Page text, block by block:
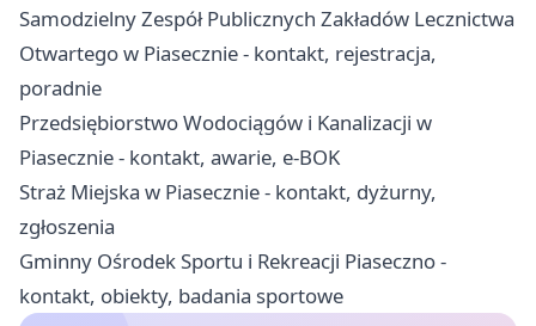
Samodzielny Zespół Publicznych Zakładów Lecznictwa
Otwartego w Piasecznie - kontakt, rejestracja,
poradnie
Przedsiębiorstwo Wodociągów i Kanalizacji w
Piasecznie - kontakt, awarie, e-BOK
Straż Miejska w Piasecznie - kontakt, dyżurny,
zgłoszenia
Gminny Ośrodek Sportu i Rekreacji Piaseczno -
kontakt, obiekty, badania sportowe